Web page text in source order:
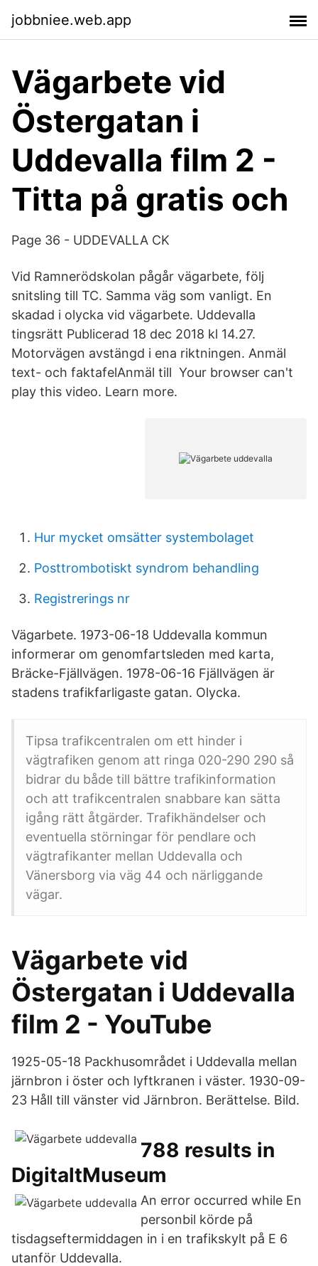
jobbniee.web.app
Vägarbete vid
Östergatan i
Uddevalla film 2 -
Titta på gratis och
Page 36 - UDDEVALLA CK
Vid Ramnerödskolan pågår vägarbete, följ
snitsling till TC. Samma väg som vanligt. En
skadad i olycka vid vägarbete. Uddevalla
tingsrätt Publicerad 18 dec 2018 kl 14.27.
Motorvägen avstängd i ena riktningen. Anmäl
text- och faktafelAnmäl till Your browser can't
play this video. Learn more.
Hur mycket omsätter systembolaget
Posttrombotiskt syndrom behandling
Registrerings nr
Vägarbete. 1973-06-18 Uddevalla kommun
informerar om genomfartsleden med karta,
Bräcke-Fjällvägen. 1978-06-16 Fjällvägen är
stadens trafikfarligaste gatan. Olycka.
Tipsa trafikcentralen om ett hinder i
vägtrafiken genom att ringa 020-290 290 så
bidrar du både till bättre trafikinformation
och att trafikcentralen snabbare kan sätta
igång rätt åtgärder. Trafikhändelser och
eventuella störningar för pendlare och
vägtrafikanter mellan Uddevalla och
Vänersborg via väg 44 och närliggande
vägar.
Vägarbete vid
Östergatan i Uddevalla
film 2 - YouTube
1925-05-18 Packhusområdet i Uddevalla mellan
järnbron i öster och lyftkranen i väster. 1930-09-
23 Håll till vänster vid Järnbron. Berättelse. Bild.
788 results in
DigitaltMuseum
An error occurred while En
personbil körde på
tisdagseftermiddagen in i en trafikskylt på E 6
utanför Uddevalla.